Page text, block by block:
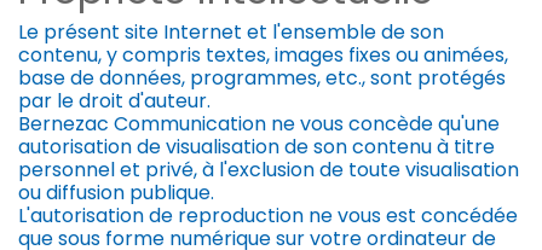
Le présent site Internet et l'ensemble de son
contenu, y compris textes, images fixes ou animées,
base de données, programmes, etc., sont protégés
par le droit d'auteur.
Bernezac Communication ne vous concède qu'une
autorisation de visualisation de son contenu à titre
personnel et privé, à l'exclusion de toute visualisation
ou diffusion publique.
L'autorisation de reproduction ne vous est concédée
que sous forme numérique sur votre ordinateur de